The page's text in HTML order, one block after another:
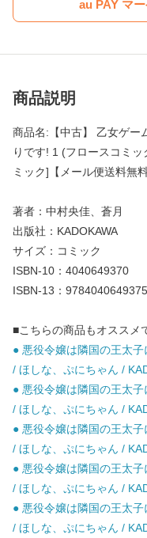
au PAY マ
商品説明
商品名:【中古】 乙女ゲー
りです! 1 (フロースコミ
ミック]【メール便送料無料
著者：中村央佳、蒼月
出版社：KADOKAWA
サイズ：コミック
ISBN-10：4040649370
ISBN-13：9784040649375
■こちらの商品もオススメ
● 悪役令嬢は隣国の王太
/ ほしな、ぷにちゃん /
● 悪役令嬢は隣国の王太
/ ほしな、ぷにちゃん /
● 悪役令嬢は隣国の王太
/ ほしな、ぷにちゃん /
● 悪役令嬢は隣国の王太
/ ほしな、ぷにちゃん /
● 悪役令嬢は隣国の王太
/ ほしな、ぷにちゃん /